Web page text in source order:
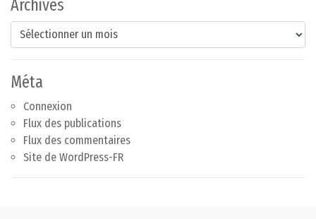
Archives
Archives
Méta
Connexion
Flux des publications
Flux des commentaires
Site de WordPress-FR